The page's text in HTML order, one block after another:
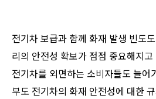
전기차 보급과 함께 화재 발생 빈도
리의 안전성 확보가 점점 중요해지
전기차를 외면하는 소비자들도 늘어
부도 전기차의 화재 안전성에 대한